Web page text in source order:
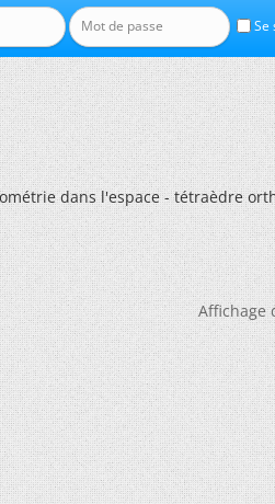
Se
dans l'espace - tétraèdre
Affichage